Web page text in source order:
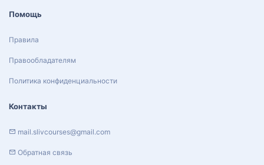
Помощь
Правила
Правообладателям
Политика конфиденциальности
Контакты
mail.slivcourses@gmail.com
Обратная связь